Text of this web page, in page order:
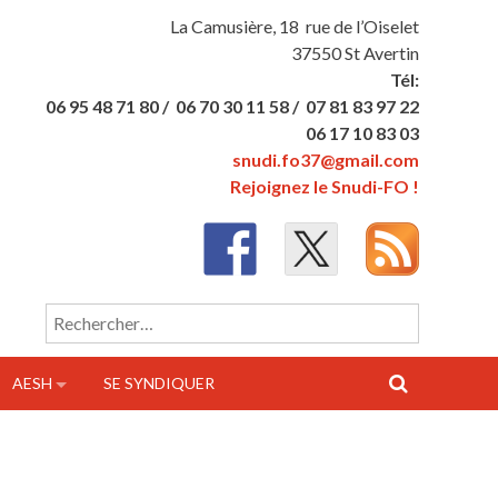
La Camusière, 18 rue de l’Oiselet
37550 St Avertin
Tél:
06 95 48 71 80 / 06 70 30 11 58 / 07 81 83 97 22
06 17 10 83 03
snudi.fo37@gmail.com
Rejoignez le Snudi-FO !
Rechercher :
AESH SE SYNDIQUER